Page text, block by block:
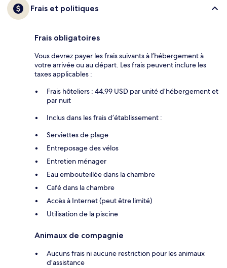
Frais et politiques
Frais obligatoires
Vous devrez payer les frais suivants à l’hébergement à
votre arrivée ou au départ. Les frais peuvent inclure les
taxes applicables :
Frais hôteliers : 44.99 USD par unité d’hébergement et
par nuit
Inclus dans les frais d’établissement :
Serviettes de plage
Entreposage des vélos
Entretien ménager
Eau embouteillée dans la chambre
Café dans la chambre
Accès à Internet (peut être limité)
Utilisation de la piscine
Animaux de compagnie
Aucuns frais ni aucune restriction pour les animaux
d’assistance